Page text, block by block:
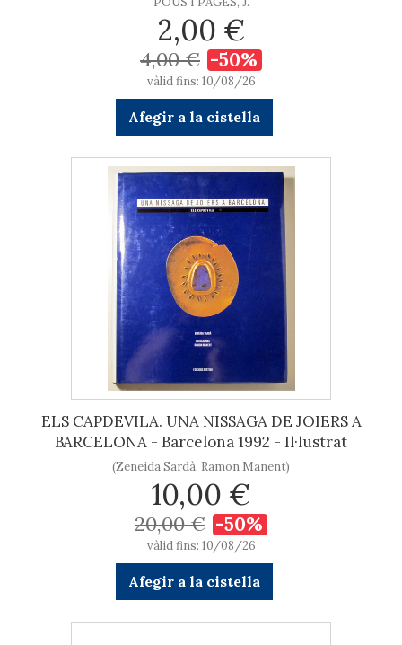
2,00 €
4,00 € -50%
vàlid fins: 10/08/26
Afegir a la cistella
ELS CAPDEVILA. UNA NISSAGA DE JOIERS A
BARCELONA - Barcelona 1992 - Il·lustrat
(Zeneida Sardà, Ramon Manent)
10,00 €
20,00 € -50%
vàlid fins: 10/08/26
Afegir a la cistella